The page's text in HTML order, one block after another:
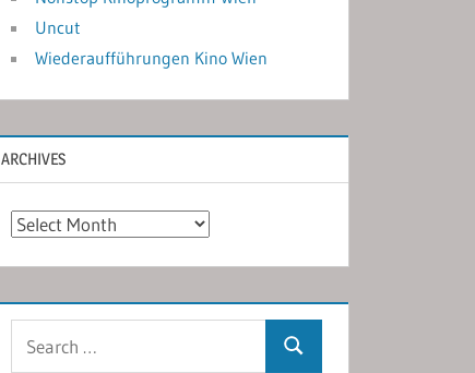
Uncut
Wiederaufführungen Kino Wien
ARCHIVES
Archives
Search